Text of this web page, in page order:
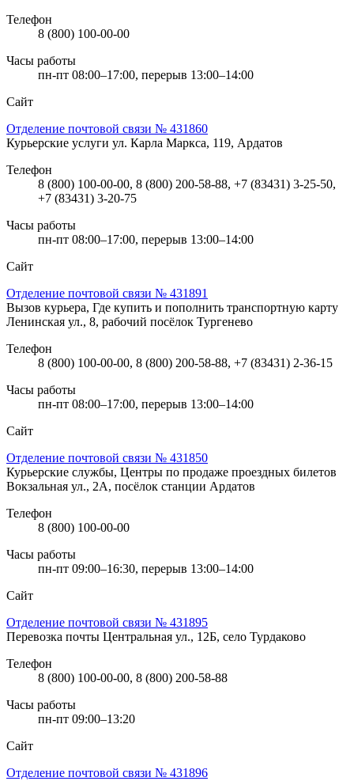
Телефон
8 (800) 100-00-00
Часы работы
пн-пт 08:00–17:00, перерыв 13:00–14:00
Сайт
Отделение почтовой связи № 431860
Курьерские услуги ул. Карла Маркса, 119, Ардатов
Телефон
8 (800) 100-00-00, 8 (800) 200-58-88, +7 (83431) 3-25-50,
+7 (83431) 3-20-75
Часы работы
пн-пт 08:00–17:00, перерыв 13:00–14:00
Сайт
Отделение почтовой связи № 431891
Вызов курьера, Где купить и пополнить транспортную карту
Ленинская ул., 8, рабочий посёлок Тургенево
Телефон
8 (800) 100-00-00, 8 (800) 200-58-88, +7 (83431) 2-36-15
Часы работы
пн-пт 08:00–17:00, перерыв 13:00–14:00
Сайт
Отделение почтовой связи № 431850
Курьерские службы, Центры по продаже проездных билетов
Вокзальная ул., 2А, посёлок станции Ардатов
Телефон
8 (800) 100-00-00
Часы работы
пн-пт 09:00–16:30, перерыв 13:00–14:00
Сайт
Отделение почтовой связи № 431895
Перевозка почты Центральная ул., 12Б, село Турдаково
Телефон
8 (800) 100-00-00, 8 (800) 200-58-88
Часы работы
пн-пт 09:00–13:20
Сайт
Отделение почтовой связи № 431896